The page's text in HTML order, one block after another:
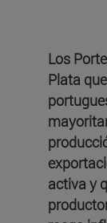
Los
Plata
activa y